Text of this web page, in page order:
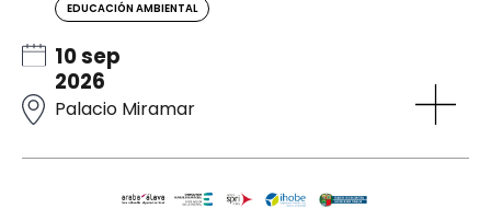
EDUCACIÓN AMBIENTAL
10 sep
2026
Palacio Miramar